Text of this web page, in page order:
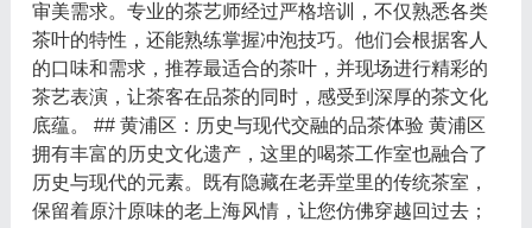
审美需求。专业的茶艺师经过严格培训，不仅熟悉各类
茶叶的特性，还能熟练掌握冲泡技巧。他们会根据客人
的口味和需求，推荐最适合的茶叶，并现场进行精彩的
茶艺表演，让茶客在品茶的同时，感受到深厚的茶文化
底蕴。 ## 黄浦区：历史与现代交融的品茶体验 黄浦区
拥有丰富的历史文化遗产，这里的喝茶工作室也融合了
历史与现代的元素。既有隐藏在老弄堂里的传统茶室，
保留着原汁原味的老上海风情，让您仿佛穿越回过去；